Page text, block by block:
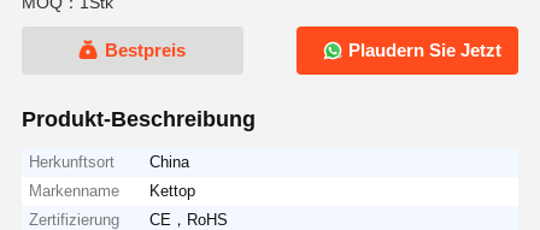
Bestpreis Plaudern Sie Jetzt
Produkt-Beschreibung
Herkunftsort
China
Markenname
Kettop
Zertifizierung
CE，RoHS